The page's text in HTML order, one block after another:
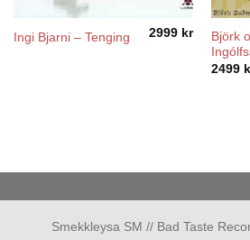
Ingi Bjarni ‎– Tenging 2999 kr
Björk
2499
Smekkleysa SM // Bad Taste